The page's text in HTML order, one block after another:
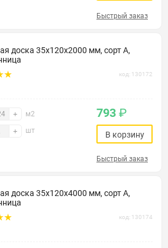
Быстрый заказ
доска 35х120х2000 мм, сорт А,
код: 130172
+ м2
+ шт
793 ₽
В корзину
Быстрый заказ
доска 35х120х4000 мм, сорт А,
код: 130174